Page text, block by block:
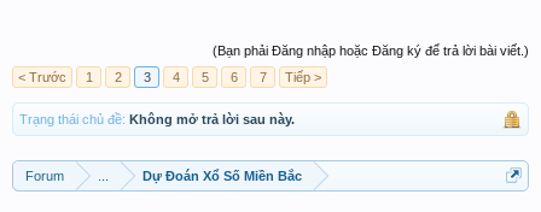
(Bạn phải Đăng nhập hoặc Đăng ký để trả lời bài viết.)
< Trước
1 2 3 4 5 6 7 Tiếp >
Trạng thái chủ đề: Không mở trả lời sau này.
Forum Dự Đoán Xổ Số Miền Bắc